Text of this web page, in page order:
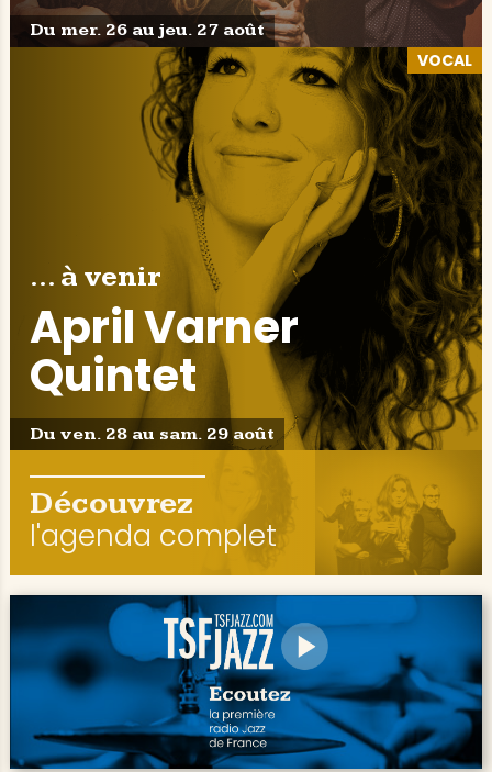
Du mer. 26 au jeu. 27 août
VOCAL
... à venir
April Varner
Quintet
Du ven. 28 au sam. 29 août
Découvrez
l'agenda complet